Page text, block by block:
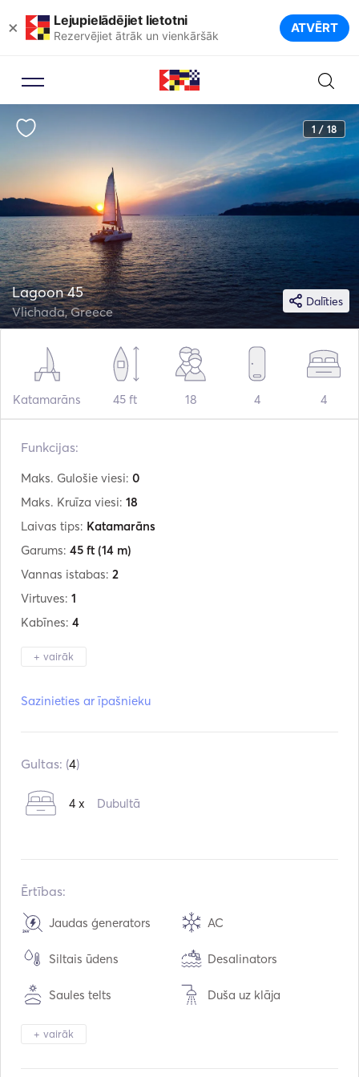
× Lejupielādējiet lietotni
Rezervējiet ātrāk un vienkāršāk ATVĒRT
1 / 18
Dalīties
Lagoon 45
Vlichada, Greece
Katamarāns 45 ft 18 4 4
Funkcijas:
Maks. Gulošie viesi: 0
Maks. Kruīza viesi: 18
Laivas tips: Katamarāns
Garums: 45 ft (14 m)
Vannas istabas: 2
Virtuves: 1
Kabīnes: 4
+ vairāk
Dzinēji: 2 x 27hp
Sazinieties ar īpašnieku
Gultas: (4)
4 x Dubultā
Ērtības:
Jaudas ģenerators AC
Siltais ūdens Desalinators
Saules telts Duša uz klāja
Skaļruņi uz klāja
+ vairāk